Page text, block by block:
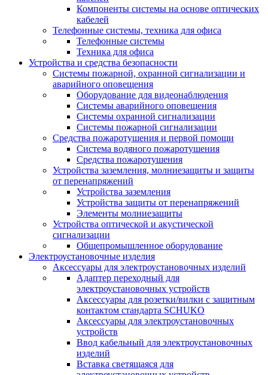
Компоненты системы на основе оптических
кабелей
Телефонные системы, техника для офиса
Телефонные системы
Техника для офиса
Устройства и средства безопасности
Системы пожарной, охранной сигнализации и
аварийного оповещения
Оборудование для видеонаблюдения
Системы аварийного оповещения
Системы охранной сигнализации
Системы пожарной сигнализации
Средства пожаротушения и первой помощи
Система водяного пожаротушения
Средства пожаротушения
Устройства заземления, молниезащиты и защиты
от перенапряжений
Устройства заземления
Устройства защиты от перенапряжений
Элементы молниезащиты
Устройства оптической и акустической
сигнализации
Общепромышленное оборудование
Электроустановочные изделия
Аксессуары для электроустановочных изделий
Адаптер переходный для
электроустановочных устройств
Аксессуары для розетки/вилки с защитным
контактом стандарта SCHUKO
Аксессуары для электроустановочных
устройств
Ввод кабельный для электроустановочных
изделий
Вставка светящаяся для